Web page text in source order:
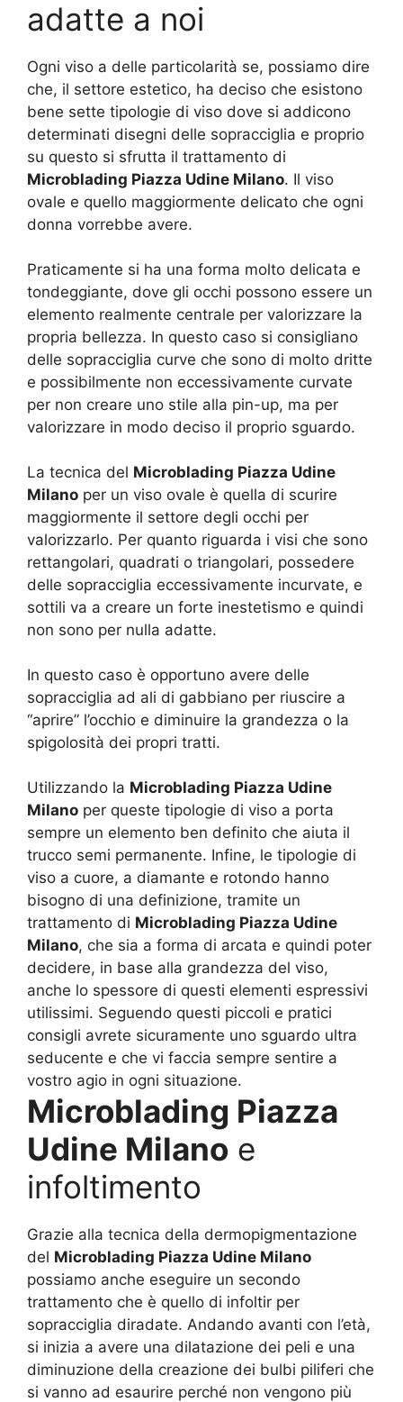
adatte a noi
Ogni viso a delle particolarità se, possiamo dire
che, il settore estetico, ha deciso che esistono
bene sette tipologie di viso dove si addicono
determinati disegni delle sopracciglia e proprio
su questo si sfrutta il trattamento di
Microblading Piazza Udine Milano. Il viso
ovale e quello maggiormente delicato che ogni
donna vorrebbe avere.
Praticamente si ha una forma molto delicata e
tondeggiante, dove gli occhi possono essere un
elemento realmente centrale per valorizzare la
propria bellezza. In questo caso si consigliano
delle sopracciglia curve che sono di molto dritte
e possibilmente non eccessivamente curvate
per non creare uno stile alla pin-up, ma per
valorizzare in modo deciso il proprio sguardo.
La tecnica del Microblading Piazza Udine
Milano per un viso ovale è quella di scurire
maggiormente il settore degli occhi per
valorizzarlo. Per quanto riguarda i visi che sono
rettangolari, quadrati o triangolari, possedere
delle sopracciglia eccessivamente incurvate, e
sottili va a creare un forte inestetismo e quindi
non sono per nulla adatte.
In questo caso è opportuno avere delle
sopracciglia ad ali di gabbiano per riuscire a
“aprire” l’occhio e diminuire la grandezza o la
spigolosità dei propri tratti.
Utilizzando la Microblading Piazza Udine
Milano per queste tipologie di viso a porta
sempre un elemento ben definito che aiuta il
trucco semi permanente. Infine, le tipologie di
viso a cuore, a diamante e rotondo hanno
bisogno di una definizione, tramite un
trattamento di Microblading Piazza Udine
Milano, che sia a forma di arcata e quindi poter
decidere, in base alla grandezza del viso,
anche lo spessore di questi elementi espressivi
utilissimi. Seguendo questi piccoli e pratici
consigli avrete sicuramente uno sguardo ultra
seducente e che vi faccia sempre sentire a
vostro agio in ogni situazione.
Microblading Piazza
Udine Milano e
infoltimento
Grazie alla tecnica della dermopigmentazione
del Microblading Piazza Udine Milano
possiamo anche eseguire un secondo
trattamento che è quello di infoltir per
sopracciglia diradate. Andando avanti con l’età,
si inizia a avere una dilatazione dei peli e una
diminuzione della creazione dei bulbi piliferi che
si vanno ad esaurire perché non vengono più